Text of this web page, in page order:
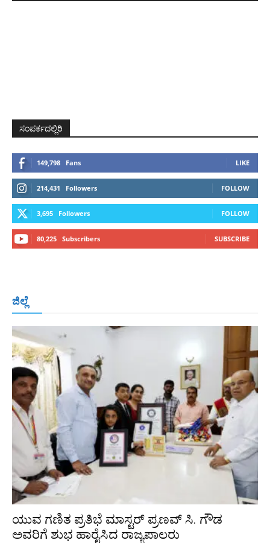
ಸಂಪರ್ಕದಲ್ಲಿರಿ
149,798 Fans LIKE
214,431 Followers FOLLOW
3,695 Followers FOLLOW
80,225 Subscribers SUBSCRIBE
ಜಿಲ್ಲೆ
ಯುವ ಗಣಿತ ಪ್ರತಿಭೆ ಮಾಸ್ಟರ್ ಪ್ರಣವ್ ಸಿ. ಗೌಡ
ಅವರಿಗೆ ಶುಭ ಹಾರೈಸಿದ ರಾಜ್ಯಪಾಲರು